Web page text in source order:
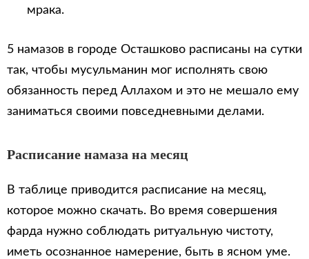
мрака.
5 намазов в городе Осташково расписаны на сутки
так, чтобы мусульманин мог исполнять свою
обязанность перед Аллахом и это не мешало ему
заниматься своими повседневными делами.
Расписание намаза на месяц
В таблице приводится расписание на месяц,
которое можно скачать. Во время совершения
фарда нужно соблюдать ритуальную чистоту,
иметь осознанное намерение, быть в ясном уме.